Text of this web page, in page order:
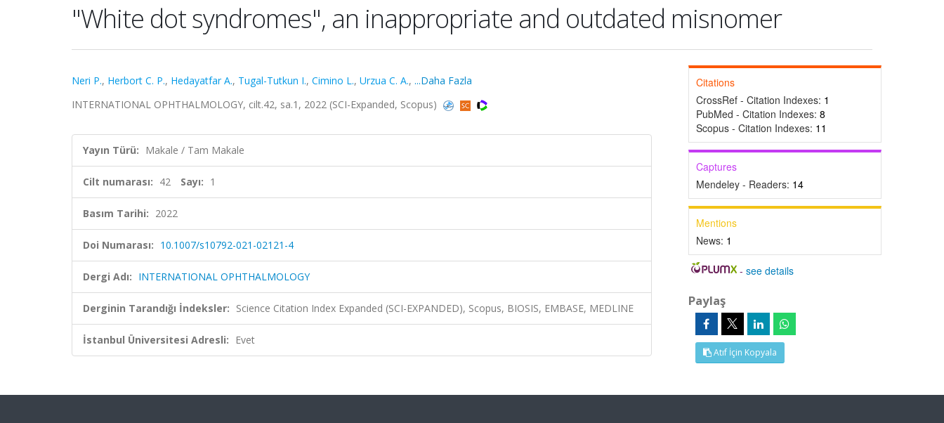
"White dot syndromes", an inappropriate and outdated misnomer
Neri P., Herbort C. P., Hedayatfar A., Tugal-Tutkun I., Cimino L., Urzua C. A., ...Daha Fazla
INTERNATIONAL OPHTHALMOLOGY, cilt.42, sa.1, 2022 (SCI-Expanded, Scopus)
Yayın Türü: Makale / Tam Makale
Cilt numarası: 42 Sayı: 1
Basım Tarihi: 2022
Doi Numarası: 10.1007/s10792-021-02121-4
Dergi Adı: INTERNATIONAL OPHTHALMOLOGY
Derginin Tarandığı İndeksler: Science Citation Index Expanded (SCI-EXPANDED), Scopus, BIOSIS, EMBASE, MEDLINE
İstanbul Üniversitesi Adresli: Evet
Citations
CrossRef - Citation Indexes: 1
PubMed - Citation Indexes: 8
Scopus - Citation Indexes: 11
Captures
Mendeley - Readers: 14
Mentions
News: 1
-see details
Paylaş
Atıf İçin Kopyala